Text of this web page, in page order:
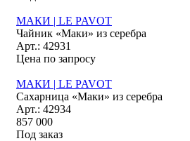
МАКИ | LE PAVOT
Чайник «Маки» из серебра
Арт.: 42931
Цена по запросу
МАКИ | LE PAVOT
Сахарница «Маки» из серебра
Арт.: 42934
857 000
Под заказ